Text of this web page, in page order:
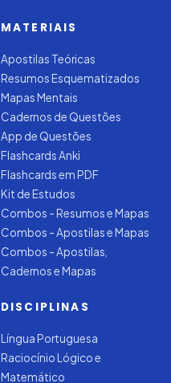
MATERIAIS
Apostilas Teóricas
Resumos Esquematizados
Mapas Mentais
Cadernos de Questões
App de Questões
Flashcards Anki
Flashcards em PDF
Kit de Estudos
Combos - Resumos e Mapas
Combos - Apostilas e Mapas
Combos - Apostilas,
Cadernos e Mapas
DISCIPLINAS
Língua Portuguesa
Raciocínio Lógico e
Matemático